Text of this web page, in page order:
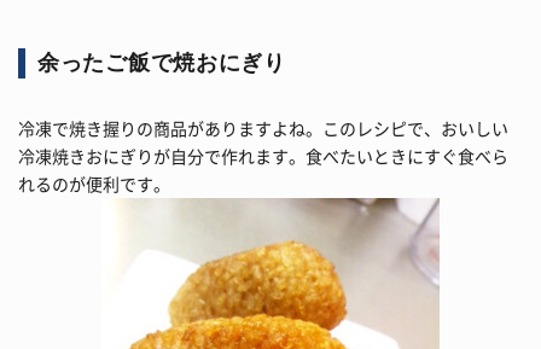
余ったご飯で焼おにぎり
冷凍で焼き握りの商品がありますよね。このレシピで、おいしい
冷凍焼きおにぎりが自分で作れます。食べたいときにすぐ食べら
れるのが便利です。